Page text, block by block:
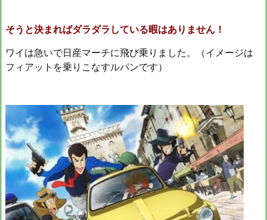
そうと決まればダラダラしている暇はありません！
ワイは急いで日産マーチに飛び乗りました。（イメージは
フィアットを乗りこなすルパンです）